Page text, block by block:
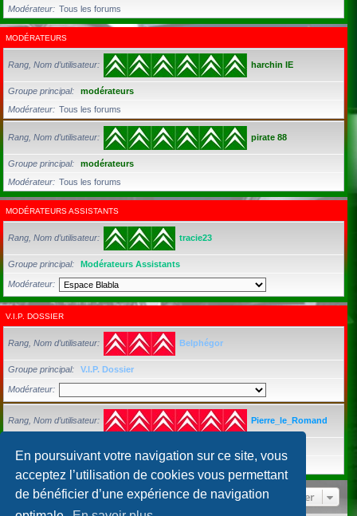
En poursuivant votre navigation sur ce site, vous
acceptez l’utilisation de cookies vous permettant
de bénéficier d’une expérience de navigation
Modérateur
Tous les forums
MODÉRATEURS
Rang, Nom d’utilisateur harchin IE
Groupe principal
modérateurs
Modérateur
Tous les forums
Rang, Nom d’utilisateur pirate 88
Groupe principal
modérateurs
Modérateur
Tous les forums
MODÉRATEURS ASSISTANTS
Rang, Nom d’utilisateur tracie23
Groupe principal Modérateurs Assistants
Modérateur
V.I.P. DOSSIER
Rang, Nom d’utilisateur Belphégor
Groupe principal V.I.P. Dossier
Modérateur
Rang, Nom d’utilisateur Pierre_le_Romand
Modérateur
Aller